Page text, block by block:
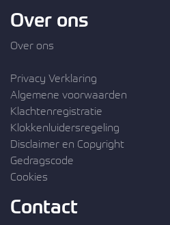
Over ons
Over ons
Privacy Verklaring
Algemene voorwaarden
Klachtenregistratie
Klokkenluidersregeling
Disclaimer en Copyright
Gedragscode
Cookies
Contact